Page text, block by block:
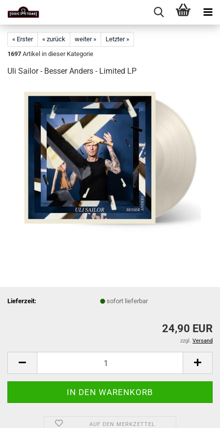
« Erster « zurück weiter »
Letzter »
1697 Artikel in dieser Kategorie
Uli Sailor - Besser Anders - Limited LP
Lieferzeit: sofort lieferbar
24,90 EUR
zzgl. Versand
AUF DEN MERKZETTEL